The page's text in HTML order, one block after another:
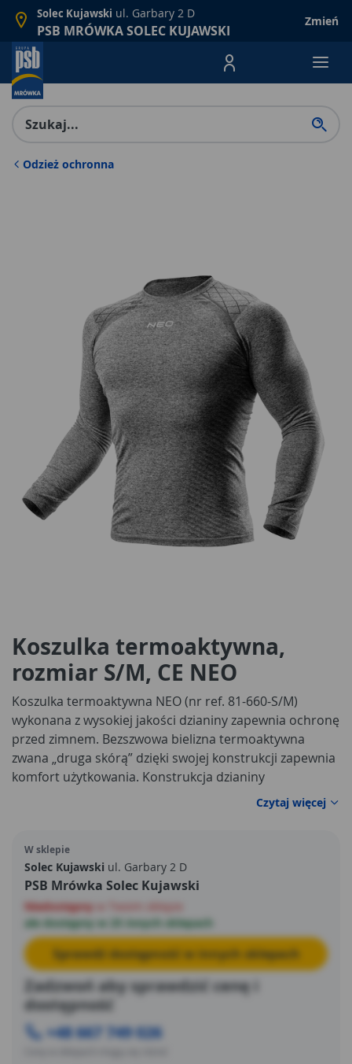
Solec Kujawski ul. Garbary 2 D
PSB MRÓWKA SOLEC KUJAWSKI
Zmień
Menu Produktów,
Odzież ochronna
Koszulka termoaktywna,
rozmiar S/M, CE NEO
Koszulka termoaktywna NEO (nr ref. 81-660-S/M)
wykonana z wysokiej jakości dzianiny zapewnia ochronę
przed zimnem. Bezszwowa bielizna termoaktywna
zwana „druga skórą” dzięki swojej konstrukcji zapewnia
komfort użytkowania. Konstrukcja dzianiny
odprowadza wilgoć, która powstaje na skórze. Strefy o
specjalnej konstrukcji dzianiny umieszczone są w
na pocenie. Marka NEO spełnia oczekiwania
profesjonalistów.
Czytaj więcej
W sklepie
Solec Kujawski ul. Garbary 2 D
PSB Mrówka Solec Kujawski
Niedostępny
ale dostępny w 25 innych sklepach
Sprawdź dostępność w innych sklepach
Zadzwoń aby sprawdzić cenę i
dostępność
+48 667 749 026